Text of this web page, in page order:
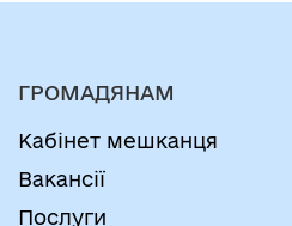
ГРОМАДЯНАМ
Кабінет мешканця
Вакансії
Послуги